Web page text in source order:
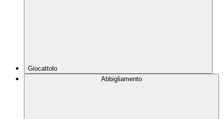
Giocattolo
Abbigliamento